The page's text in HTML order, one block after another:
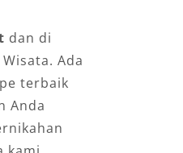
dan di
Ada
terbaik
Anda